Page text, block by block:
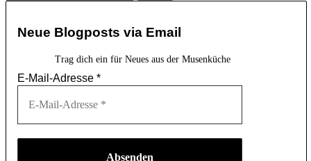
Neue Blogposts via Email
Trag dich ein für Neues aus der Musenküche
E-Mail-Adresse *